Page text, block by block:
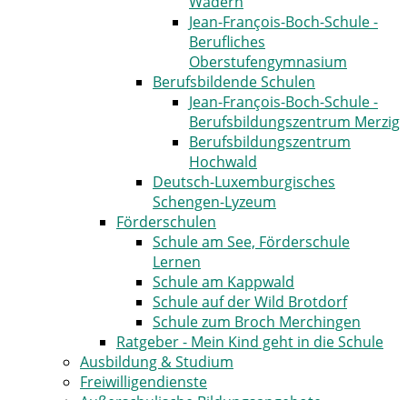
Jean-François-Boch-Schule -
Berufliches
Oberstufengymnasium
Berufsbildende Schulen
Jean-François-Boch-Schule -
Berufsbildungszentrum Merzig
Berufsbildungszentrum
Hochwald
Deutsch-Luxemburgisches
Schengen-Lyzeum
Förderschulen
Schule am See, Förderschule
Lernen
Schule am Kappwald
Schule auf der Wild Brotdorf
Schule zum Broch Merchingen
Ratgeber - Mein Kind geht in die Schule
Ausbildung & Studium
Freiwilligendienste